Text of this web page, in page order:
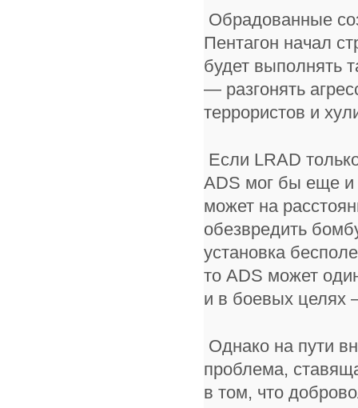
Обрадованные
Пентагон начал
будет выполнять
— разгонять
террористов и
Если LRAD
ADS мог бы еще и
может на
обезвредить
установка
то ADS может
и в боевых целях
Однако на пути
проблема,
в том, что